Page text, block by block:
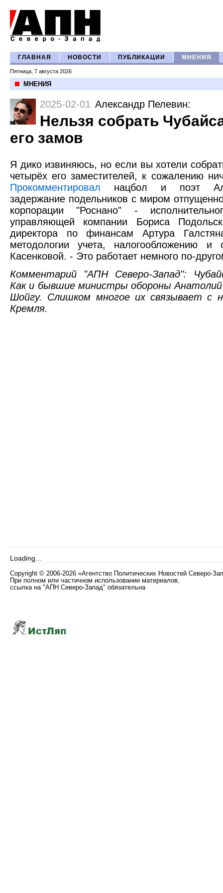
ГЛАВНАЯ НОВОСТИ ПУБЛИКАЦИИ МНЕНИЯ
Пятница, 7 августа 2026
МНЕНИЯ
2025-02-01 Александр Пелевин:
Нельзя собрать
его замов
Я дико извиняюсь, но если вы хотели
четырёх его заместителей, к сожалению
Прокомментировал нацбол и поэт
задержание подельников с миром
корпорации "Роснано" -
управляющей компании Бориса
директора по финансам Артура
методологии учета, налогообложению и
Касенковой. - Это работает немного по-
Комментарий "АПН Северо-Запад":
Как и бывшие министры обороны
Шойгу. Слишком многое их связывает с
Кремля.
Loading...
Copyright © 2006-2026 «Агентство Политических Новостей Северо-
При полном или частичном использовании материалов,
ссылка на "АПН Северо-Запад" обязательна